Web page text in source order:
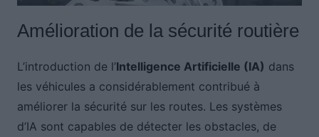
Amélioration de la sécurité routière
L’introduction de l’Intelligence Artificielle (IA) dans
les véhicules a considérablement contribué à
améliorer la sécurité sur les routes. Les systèmes
d’IA sont capables de détecter les obstacles, de